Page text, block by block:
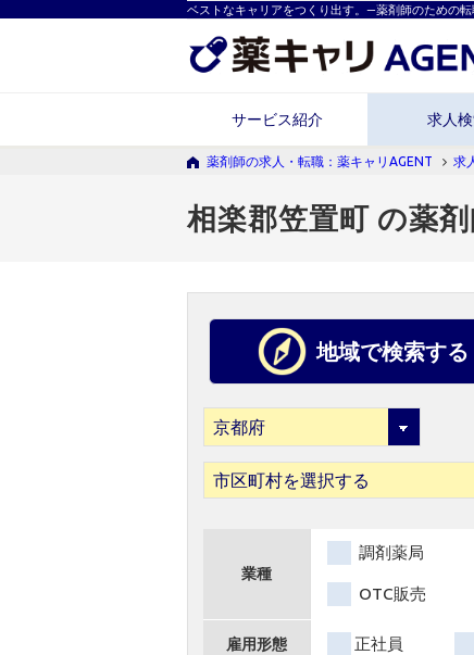
ベストなキャリアをつくり出す。―薬剤師のための
サービス紹介 求人
薬剤師の求人・転職：薬キャリAGENT 求
相楽郡笠置町 の薬
地域で検索する
市区町村を選択する
業種
調剤薬局
OTC販売
雇用形態 正社員